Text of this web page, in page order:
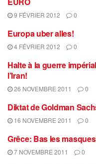
9 FÉVRIER 2012 0
Europa uber alles!
4 FÉVRIER 2012 0
Halte à la guerre
l’Iran!
26 NOVEMBRE 2011 0
Diktat de Goldman
16 NOVEMBRE 2011 0
Grêce: Bas les
7 NOVEMBRE 2011 0